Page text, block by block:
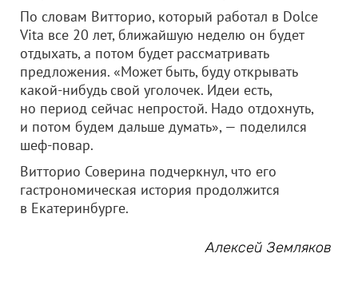
По словам Витторио, который работал в Dolce
Vita все 20 лет, ближайшую неделю он будет
отдыхать, а потом будет рассматривать
предложения. «Может быть, буду открывать
какой-нибудь свой уголочек. Идеи есть,
но период сейчас непростой. Надо отдохнуть,
и потом будем дальше думать», — поделился
шеф-повар.
Витторио Соверина подчеркнул, что его
гастрономическая история продолжится
в Екатеринбурге.
Алексей Земляков